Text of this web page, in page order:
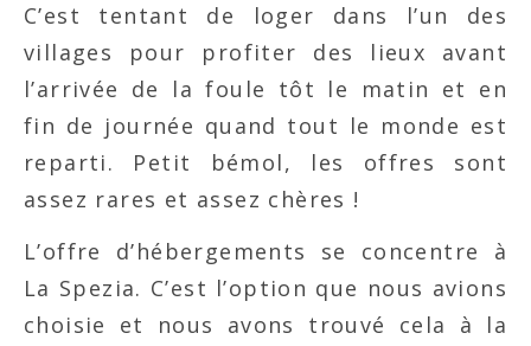
C’est tentant de loger dans l’un des
villages pour profiter des lieux avant
l’arrivée de la foule tôt le matin et en
fin de journée quand tout le monde est
reparti. Petit bémol, les offres sont
assez rares et assez chères !
L’offre d’hébergements se concentre à
La Spezia. C’est l’option que nous avions
choisie et nous avons trouvé cela à la